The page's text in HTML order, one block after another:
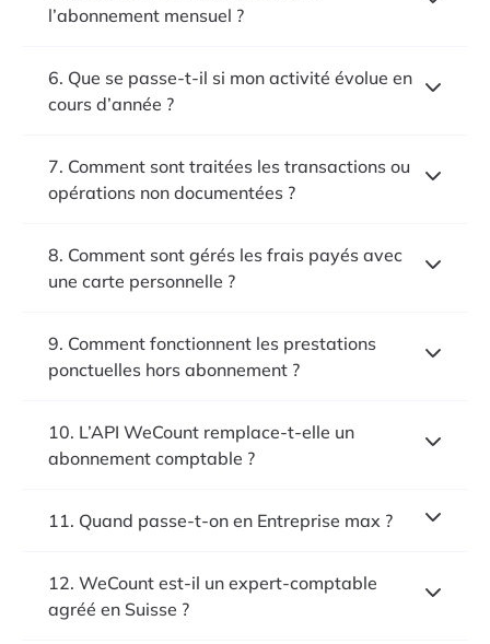
l’abonnement mensuel ?
6. Que se passe-t-il si mon activité évolue en
cours d’année ?
7. Comment sont traitées les transactions ou
opérations non documentées ?
8. Comment sont gérés les frais payés avec
une carte personnelle ?
9. Comment fonctionnent les prestations
ponctuelles hors abonnement ?
10. L’API WeCount remplace-t-elle un
abonnement comptable ?
11. Quand passe-t-on en Entreprise max ?
12. WeCount est-il un expert-comptable
agréé en Suisse ?